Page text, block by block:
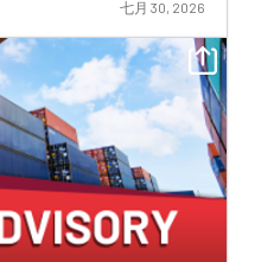
七月 30, 2026